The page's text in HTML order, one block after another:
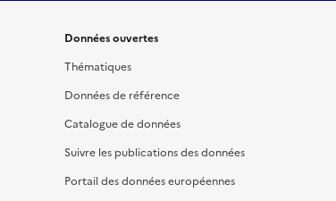
Données ouvertes
Thématiques
Données de référence
Catalogue de données
Suivre les publications des données
Portail des données européennes